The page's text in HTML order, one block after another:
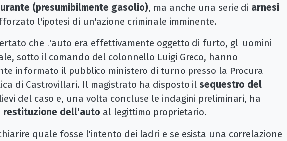
(presumibilmente gasolio), ma anche una serie di arnesi
l'ipotesi di un'azione criminale imminente.
che l'auto era effettivamente oggetto di furto, gli uomini
sotto il comando del colonnello Luigi Greco, hanno
informato il pubblico ministero di turno presso la Procura
di Castrovillari. Il magistrato ha disposto il sequestro del
del caso e, una volta concluse le indagini preliminari, ha
restituzione dell'auto al legittimo proprietario.
quale fosse l'intento dei ladri e se esista una correlazione